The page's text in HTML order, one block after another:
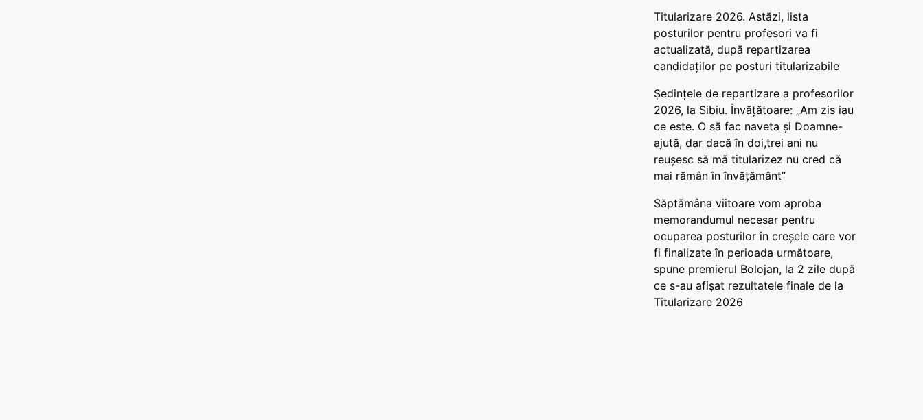
Titularizare 2026. Astăzi, lista
posturilor pentru profesori va fi
actualizată, după repartizarea
candidaților pe posturi titularizabile
Ședințele de repartizare a profesorilor
2026, la Sibiu. Învățătoare: „Am zis iau
ce este. O să fac naveta și Doamne-
ajută, dar dacă în doi,trei ani nu
reușesc să mă titularizez nu cred că
mai rămân în învățământ”
Săptămâna viitoare vom aproba
memorandumul necesar pentru
ocuparea posturilor în creșele care vor
fi finalizate în perioada următoare,
spune premierul Bolojan, la 2 zile după
ce s-au afișat rezultatele finale de la
Titularizare 2026